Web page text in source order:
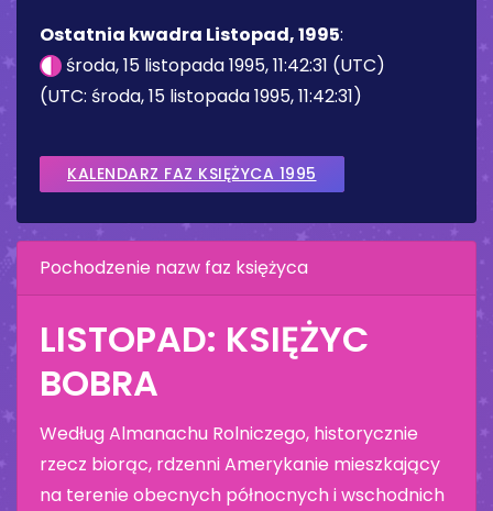
Ostatnia kwadra Listopad, 1995:
środa, 15 listopada 1995, 11:42:31 (UTC)
(UTC: środa, 15 listopada 1995, 11:42:31)
KALENDARZ FAZ KSIĘŻYCA 1995
Pochodzenie nazw faz księżyca
LISTOPAD: KSIĘŻYC
BOBRA
Według Almanachu Rolniczego, historycznie
rzecz biorąc, rdzenni Amerykanie mieszkający
na terenie obecnych północnych i wschodnich